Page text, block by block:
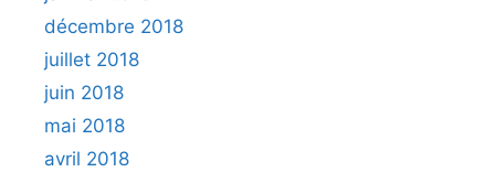
décembre 2018
juillet 2018
juin 2018
mai 2018
avril 2018